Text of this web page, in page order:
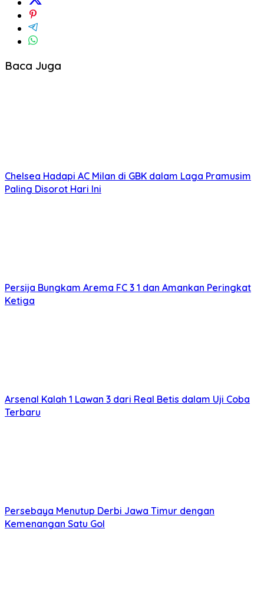
Baca Juga
Chelsea Hadapi AC Milan di GBK dalam Laga Pramusim
Paling Disorot Hari Ini
Persija Bungkam Arema FC 3 1 dan Amankan Peringkat
Ketiga
Arsenal Kalah 1 Lawan 3 dari Real Betis dalam Uji Coba
Terbaru
Persebaya Menutup Derbi Jawa Timur dengan
Kemenangan Satu Gol